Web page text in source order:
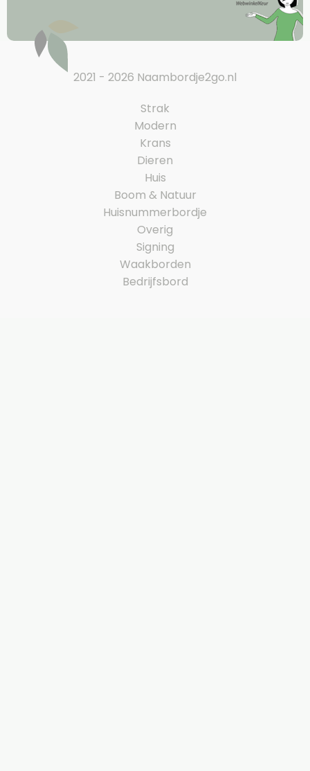
2021 - 2026 Naambordje2go.nl
Strak
Modern
Krans
Dieren
Huis
Boom & Natuur
Huisnummerbordje
Overig
Signing
Waakborden
Bedrijfsbord